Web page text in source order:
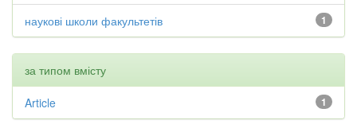
1
наукові школи факультетів
за типом вмісту
1
Article